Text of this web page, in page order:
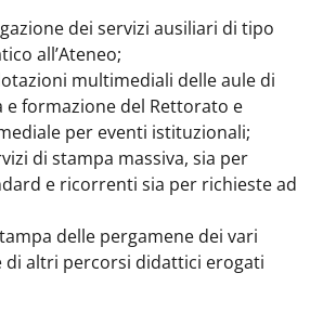
dei servizi ausiliari di tipo
all’Ateneo;
multimediali delle aule di
e formazione del Rettorato e
per eventi istituzionali;
di stampa massiva, sia per
e ricorrenti sia per richieste ad
delle pergamene dei vari
di altri percorsi didattici erogati